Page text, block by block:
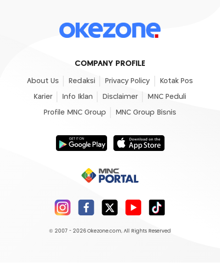
COMPANY PROFILE
About Us Redaksi Privacy Policy Kotak Pos
Karier Info Iklan Disclaimer MNC Peduli
Profile MNC Group MNC Group Bisnis
© 2007 - 2026 Okezone.com, All Rights Reserved